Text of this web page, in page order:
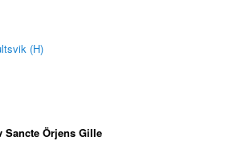
(H)
Sancte Örjens Gille